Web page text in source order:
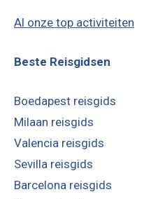
Al onze top activiteiten
Beste Reisgidsen
Boedapest reisgids
Milaan reisgids
Valencia reisgids
Sevilla reisgids
Barcelona reisgids